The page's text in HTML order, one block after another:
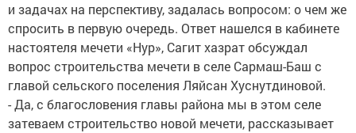
и задачах на перспективу, задалась вопросом: о чем же
спросить в первую очередь. Ответ нашелся в кабинете
настоятеля мечети «Нур», Сагит хазрат обсуждал
вопрос строительства мечети в селе Сармаш-Баш с
главой сельского поселения Ляйсан Хуснутдиновой.
- Да, с благословения главы района мы в этом селе
затеваем строительство новой мечети, рассказывает